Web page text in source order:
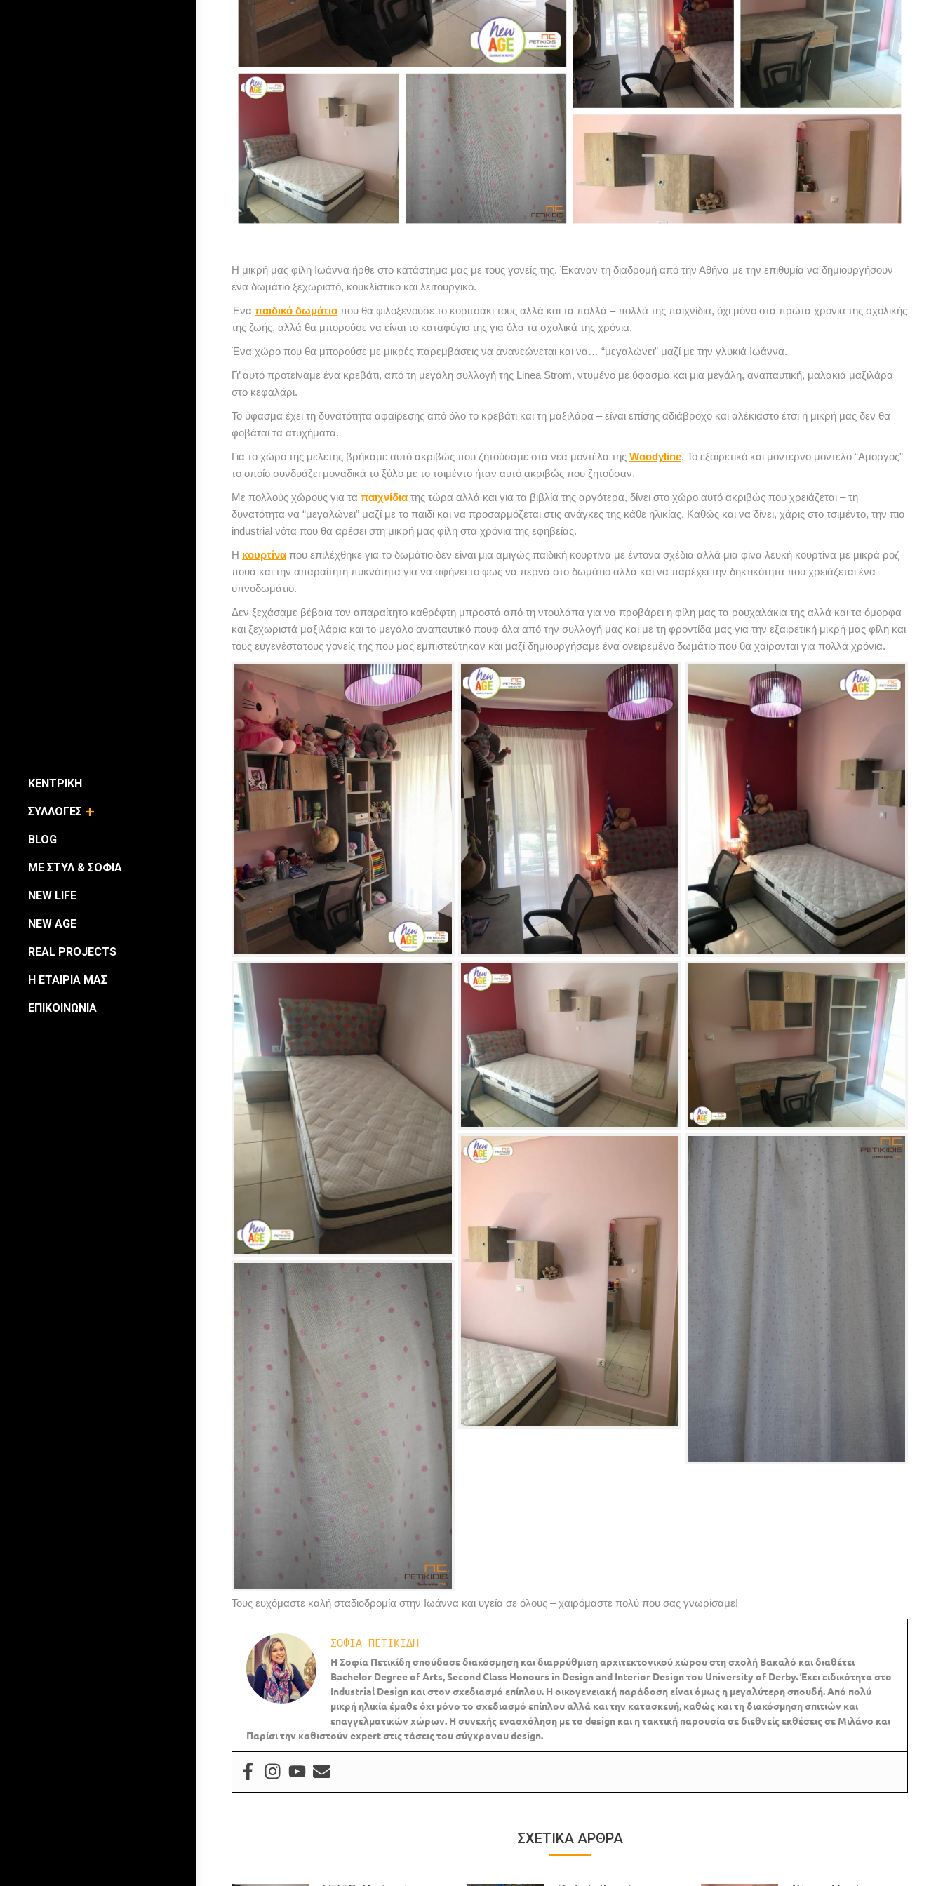
ΚΕΝΤΡΙΚΗ
ΣΥΛΛΟΓΕΣ
BLOG
ΜΕ ΣΤΥΛ & ΣΟΦΙΑ
NEW LIFE
NEW AGE
REAL PROJECTS
Η ΕΤΑΙΡΙΑ ΜΑΣ
ΕΠΙΚΟΙΝΩΝΙΑ
Η μικρή μας φίλη Ιωάννα ήρθε στο κατάστημα μας με τους γονείς της. Έκαναν τη διαδρομή από την Αθήνα με την επιθυμία να δημιουργήσουν
ένα δωμάτιο ξεχωριστό, κουκλίστικο και λειτουργικό.
Ένα παιδικό δωμάτιο που θα φιλοξενούσε το κοριτσάκι τους αλλά και τα πολλά – πολλά της παιχνίδια, όχι μόνο στα πρώτα χρόνια της σχολικής
της ζωής, αλλά θα μπορούσε να είναι το καταφύγιο της για όλα τα σχολικά της χρόνια.
Ένα χώρο που θα μπορούσε με μικρές παρεμβάσεις να ανανεώνεται και να… “μεγαλώνει” μαζί με την γλυκιά Ιωάννα.
Γι’ αυτό προτείναμε ένα κρεβάτι, από τη μεγάλη συλλογή της Linea Strom, ντυμένο με ύφασμα και μια μεγάλη, αναπαυτική, μαλακιά μαξιλάρα
στο κεφαλάρι.
Το ύφασμα έχει τη δυνατότητα αφαίρεσης από όλο το κρεβάτι και τη μαξιλάρα – είναι επίσης αδιάβροχο και αλέκιαστο έτσι η μικρή μας δεν θα
φοβάται τα ατυχήματα.
Για το χώρο της μελέτης βρήκαμε αυτό ακριβώς που ζητούσαμε στα νέα μοντέλα της Woodyline. Το εξαιρετικό και μοντέρνο μοντέλο “Αμοργός”
το οποίο συνδυάζει μοναδικά το ξύλο με το τσιμέντο ήταν αυτό ακριβώς που ζητούσαν.
Με πολλούς χώρους για τα παιχνίδια της τώρα αλλά και για τα βιβλία της αργότερα, δίνει στο χώρο αυτό ακριβώς που χρειάζεται – τη
δυνατότητα να “μεγαλώνει” μαζί με το παιδί και να προσαρμόζεται στις ανάγκες της κάθε ηλικίας. Καθώς και να δίνει, χάρις στο τσιμέντο, την πιο
industrial νότα που θα αρέσει στη μικρή μας φίλη στα χρόνια της εφηβείας.
Η κουρτίνα που επιλέχθηκε για το δωμάτιο δεν είναι μια αμιγώς παιδική κουρτίνα με έντονα σχέδια αλλά μια φίνα λευκή κουρτίνα με μικρά ροζ
πουά και την απαραίτητη πυκνότητα για να αφήνει το φως να περνά στο δωμάτιο αλλά και να παρέχει την δηκτικότητα που χρειάζεται ένα
υπνοδωμάτιο.
Δεν ξεχάσαμε βέβαια τον απαραίτητο καθρέφτη μπροστά από τη ντουλάπα για να προβάρει η φίλη μας τα ρουχαλάκια της αλλά και τα όμορφα
και ξεχωριστά μαξιλάρια και το μεγάλο αναπαυτικό πουφ όλα από την συλλογή μας και με τη φροντίδα μας για την εξαιρετική μικρή μας φίλη και
τους ευγενέστατους γονείς της που μας εμπιστεύτηκαν και μαζί δημιουργήσαμε ένα ονειρεμένο δωμάτιο που θα χαίρονται για πολλά χρόνια.
Τους ευχόμαστε καλή σταδιοδρομία στην Ιωάννα και υγεία σε όλους – χαιρόμαστε πολύ που σας γνωρίσαμε!
ΣΟΦΙΑ ΠΕΤΙΚΙΔΗ
Η Σοφία Πετικίδη σπούδασε διακόσμηση και διαρρύθμιση αρχιτεκτονικού χώρου στη σχολή Βακαλό και διαθέτει
Bachelor DegreeofArts,SecondClass Honours in Designand Interior Design του Universityof Derby. Έχει ειδικότητα στο
Industrial Design και στον σχεδιασμό επίπλου. Η οικογενειακή παράδοση είναι όμως η μεγαλύτερη σπουδή. Από πολύ
μικρή ηλικία έμαθε όχι μόνο το σχεδιασμό επίπλου αλλά και την κατασκευή, καθώς και τη διακόσμηση σπιτιών και
επαγγελματικών χώρων. Η συνεχής ενασχόληση με το design και η τακτική παρουσία σε διεθνείς εκθέσεις σε Μιλάνο και
Παρίσι την καθιστούν expert στις τάσεις του σύγχρονουdesign.
ΣΧΕΤΙΚΑ ΑΡΘΡΑ